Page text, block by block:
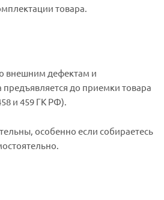
товара.
внешним дефектам и
предъявляется до приемки товара
и 459 ГК РФ).
особенно если собираетесь